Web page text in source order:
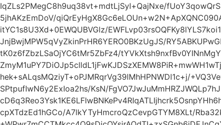
IqZLs2PMegC8h9uq38vt+mdtLjSyl+QajNxe/
5jhAKzEmDoV/
itYC1s8U3Xd+0EWQUBVGlz/
JnjBwjMPW5qVyZkinPrHR6YERO0BKzUgJS/
tK0z6fZbzLSaOjYC6tMr5ZbFz4/
hek+sALqsMQziyT+oPJMRqrVg39lMhHPNWDl1c+j/
SPtpufIwN6y2ExIoa2hs/KsN/
cpXTdzEd1hGCo/A7lkYTyHmcroQzCevpGTYM8XLt/